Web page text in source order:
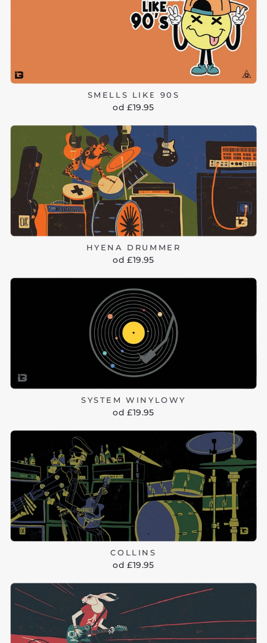
SMELLS LIKE 90S
od £19.95
HYENA DRUMMER
od £19.95
SYSTEM WINYLOWY
od £19.95
COLLINS
od £19.95